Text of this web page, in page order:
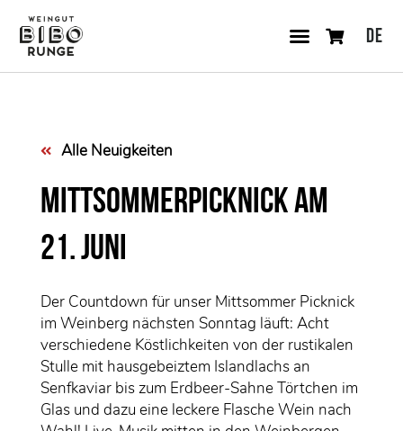
DE
Alle Neuigkeiten
Mittsommerpicknick am
21. Juni
Der Countdown für unser Mittsommer Picknick
im Weinberg nächsten Sonntag läuft: Acht
verschiedene Köstlichkeiten von der rustikalen
Stulle mit hausgebeiztem Islandlachs an
Senfkaviar bis zum Erdbeer-Sahne Törtchen im
Glas und dazu eine leckere Flasche Wein nach